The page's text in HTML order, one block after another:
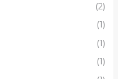
(2)
(1)
(1)
(1)